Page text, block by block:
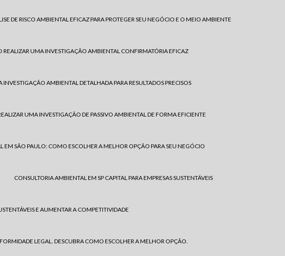
DE RISCO AMBIENTAL EFICAZ PARA PROTEGER SEU NEGÓCIO E O MEIO AMBIENTE
REALIZAR UMA INVESTIGAÇÃO AMBIENTAL CONFIRMATÓRIA EFICAZ
AMBIENTAL DETALHADA PARA RESULTADOS PRECISOS
UMA INVESTIGAÇÃO DE PASSIVO AMBIENTAL DE FORMA EFICIENTE
EM SÃO PAULO: COMO ESCOLHER A MELHOR OPÇÃO PARA SEU NEGÓCIO
CONSULTORIA AMBIENTAL EM SP CAPITAL PARA EMPRESAS SUSTENTÁVEIS
E AUMENTAR A COMPETITIVIDADE
LEGAL. DESCUBRA COMO ESCOLHER A MELHOR OPÇÃO.